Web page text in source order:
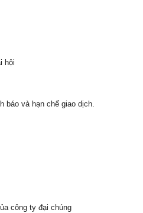
hội
báo và hạn chế giao dịch.
công ty đại chúng